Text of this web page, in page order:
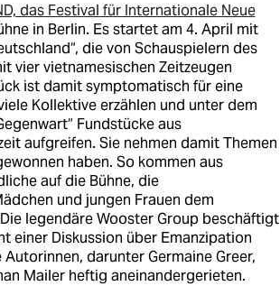
das Festival für Internationale Neue
in Berlin. Es startet am 4. April mit
die von Schauspielern des
vier vietnamesischen Zeitzeugen
ist damit symptomatisch für eine
Kollektive erzählen und unter dem
Fundstücke aus
aufgreifen. Sie nehmen damit Themen
haben. So kommen aus
auf die Bühne, die
und jungen Frauen dem
legendäre Wooster Group beschäftigt
einer Diskussion über Emanzipation
darunter Germaine Greer,
Mailer heftig aneinandergerieten.